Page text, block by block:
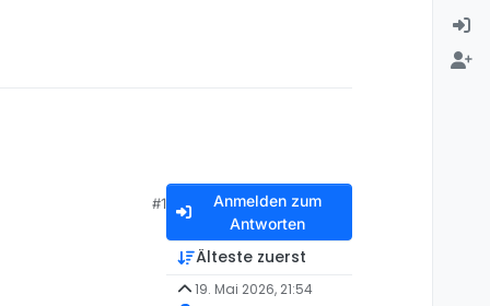
#1
Anmelden zum
Antworten
Älteste zuerst
19. Mai 2026, 21:54